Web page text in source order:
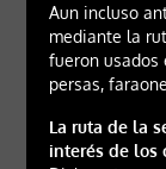
Aun incluso
mediante la
fueron usados
persas,
La ruta de la
interés de los